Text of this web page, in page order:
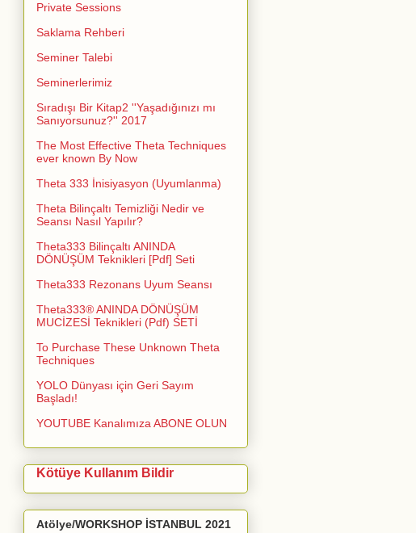
Private Sessions
Saklama Rehberi
Seminer Talebi
Seminerlerimiz
Sıradışı Bir Kitap2 ''Yaşadığınızı mı
Sanıyorsunuz?'' 2017
The Most Effective Theta Techniques
ever known By Now
Theta 333 İnisiyasyon (Uyumlanma)
Theta Bilinçaltı Temizliği Nedir ve
Seansı Nasıl Yapılır?
Theta333 Bilinçaltı ANINDA
DÖNÜŞÜM Teknikleri [Pdf] Seti
Theta333 Rezonans Uyum Seansı
Theta333® ANINDA DÖNÜŞÜM
MUCİZESİ Teknikleri (Pdf) SETİ
To Purchase These Unknown Theta
Techniques
YOLO Dünyası için Geri Sayım
Başladı!
YOUTUBE Kanalımıza ABONE OLUN
Kötüye Kullanım Bildir
Atölye/WORKSHOP İSTANBUL 2021